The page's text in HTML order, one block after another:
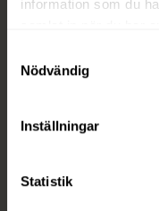
information som du
Nödvändig
Inställningar
Statistik